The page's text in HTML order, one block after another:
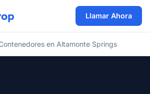
Llamar Ahora
en Altamonte Springs